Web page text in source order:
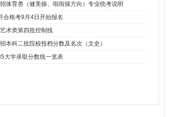
体育类（健美操、啦啦操方向）专业统考说明
合格考9月4日开始报名
术类第四批控制线
本科二批院校投档分数及名次（文史）
大学录取分数线一览表